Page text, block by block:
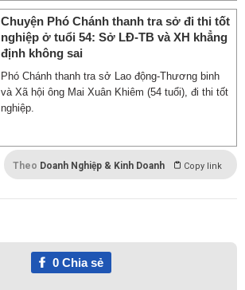
Chuyện Phó Chánh thanh tra sở đi thi tốt
nghiệp ở tuổi 54: Sở LĐ-TB và XH khẳng
định không sai
Phó Chánh thanh tra sở Lao động-Thương binh
và Xã hội ông Mai Xuân Khiêm (54 tuổi), đi thi tốt
nghiệp.
Theo Doanh Nghiệp & Kinh Doanh Copy link
0Chia sẻ